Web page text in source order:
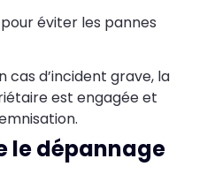
éviter les pannes
cas d’incident grave, la
est engagée et
le dépannage